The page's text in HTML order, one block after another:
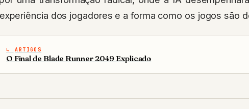
dos jogadores e a forma como os jogos são
ARTIGOS
O Final de Blade Runner 2049 Explicado